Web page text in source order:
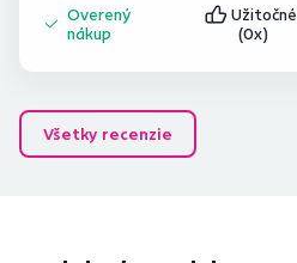
Overený
nákup
Užitočné
(0x)
Všetky recenzie